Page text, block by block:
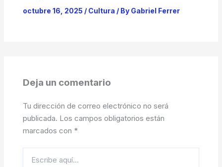
octubre 16, 2025 / Cultura / By Gabriel Ferrer
Deja un comentario
Tu dirección de correo electrónico no será
publicada. Los campos obligatorios están
marcados con *
aquí...